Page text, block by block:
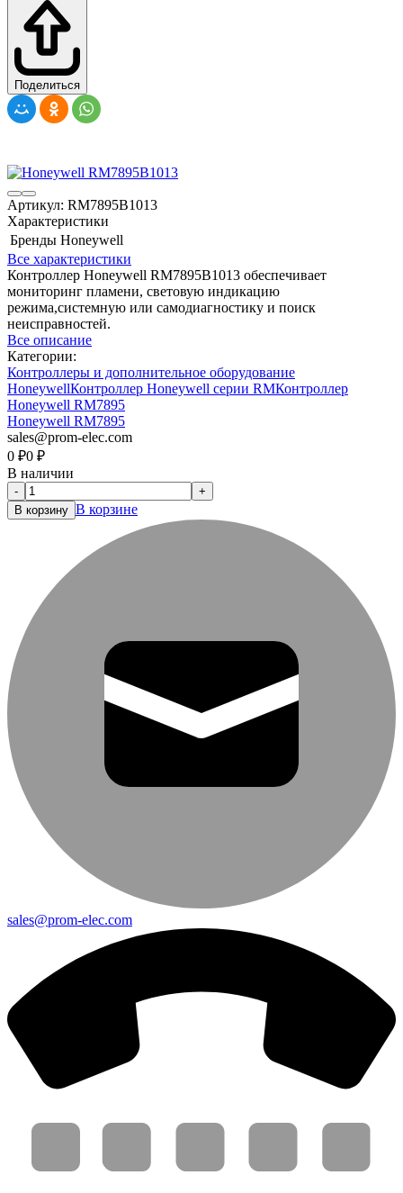
Поделиться
Артикул: RM7895B1013
Характеристики
Бренды Honeywell
Все характеристики
Контроллер Honeywell RM7895B1013 обеспечивает
мониторинг пламени, световую индикацию
режима,системную или самодиагностику и поиск
неисправностей.
Все описание
Категории:
Контроллеры и дополнительное оборудование
HoneywellКонтроллер Honeywell серии RMКонтроллер
Honeywell RM7895
Honeywell RM7895
sales@prom-elec.com
0 ₽0 ₽
В наличии
-
+
В корзину В корзине
sales@prom-elec.com